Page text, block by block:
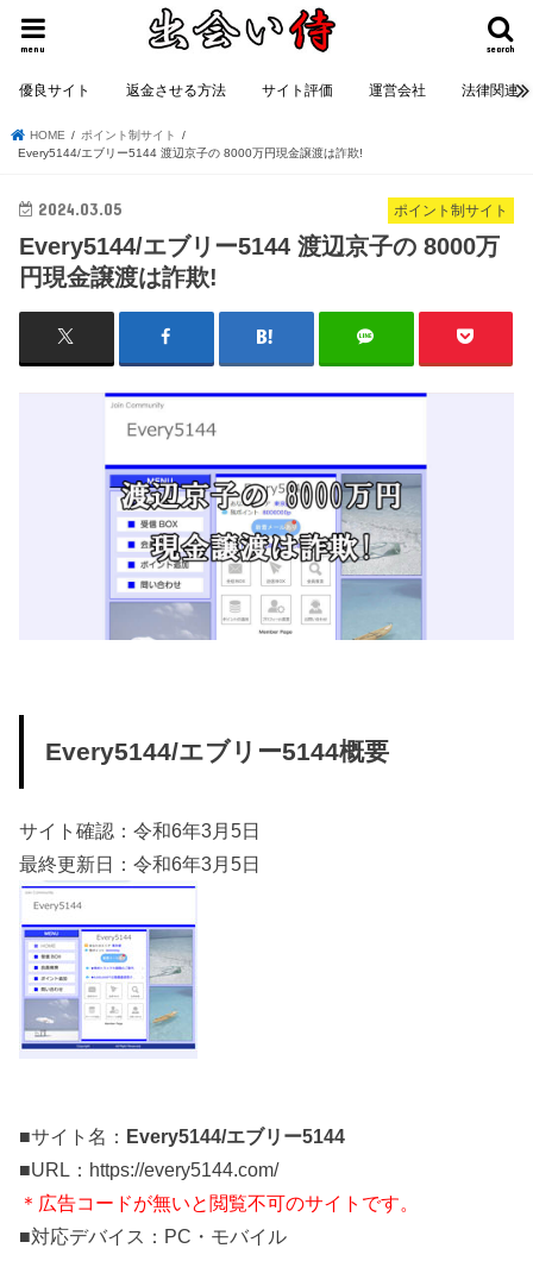
search
menu
優良サイト 返金させる方法 サイト評価 運営会社 法律関連
HOME
ポイント制サイト
Every5144/エブリー5144 渡辺京子の 8000万円現金譲渡は詐欺!
ポイント制サイト
2024.03.05
Every5144/エブリー5144 渡辺京子の 8000万
円現金譲渡は詐欺!
Every5144/エブリー5144概要
サイト確認：令和6年3月5日
最終更新日：令和6年3月5日
■サイト名： Every5144/エブリー5144
■URL：https://every5144.com/
＊広告コードが無いと閲覧不可のサイトです。
■対応デバイス：PC・モバイル